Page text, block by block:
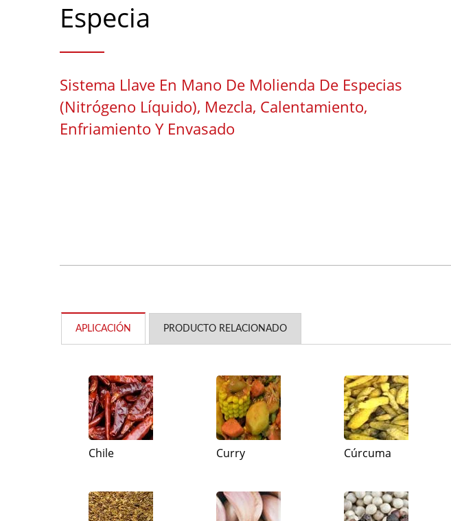
Especia
Sistema Llave En Mano De Molienda De Especias
(nitrógeno Líquido), Mezcla, Calentamiento,
Enfriamiento Y Envasado
APLICACIÓN PRODUCTO RELACIONADO
Chile Curry Cúrcuma